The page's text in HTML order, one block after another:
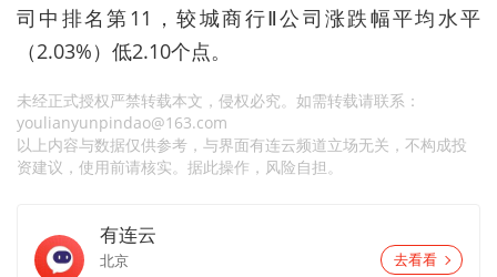
司中排名第11，较城商行Ⅱ公司涨跌幅平均水平
（2.03%）低2.10个点。
未经正式授权严禁转载本文，侵权必究。如需转载请联系：
youlianyunpindao@163.com
以上内容与数据仅供参考，与界面有连云频道立场无关，不构成投
资建议，使用前请核实。据此操作，风险自担。
有连云
北京
去看看